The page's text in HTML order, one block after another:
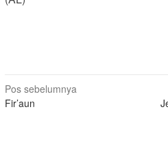
Navigasi
pos
Pos sebelumnya
Fir’aun